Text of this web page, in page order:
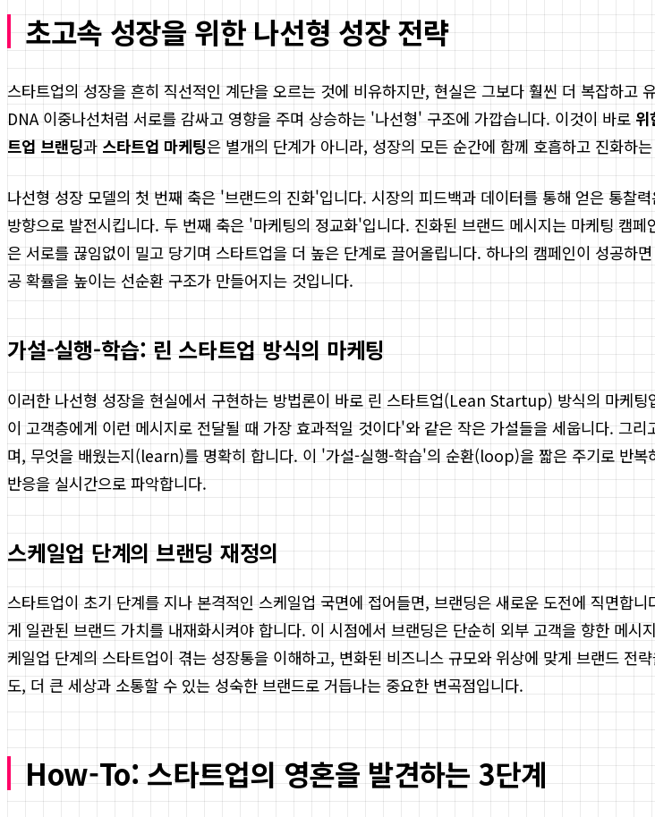
초고속 성장을 위한 나선형 성장 전략
스타트업의 성장을 흔히 직선적인 계단을 오르는 것에 비유하지만, 현실은 그보다 훨씬 더 복잡하
DNA 이중나선처럼 서로를 감싸고 영향을 주며 상승하는 '나선형' 구조에 가깝습니다. 이것이 바로 위
트업 브랜딩과 스타트업 마케팅은 별개의 단계가 아니라, 성장의 모든 순간에 함께 호흡하고 진화하
나선형 성장 모델의 첫 번째 축은 '브랜드의 진화'입니다. 시장의 피드백과 데이터를 통해 얻은 통찰
방향으로 발전시킵니다. 두 번째 축은 '마케팅의 정교화'입니다. 진화된 브랜드 메시지는 마케팅 캠
은 서로를 끊임없이 밀고 당기며 스타트업을 더 높은 단계로 끌어올립니다. 하나의 캠페인이 성공
공 확률을 높이는 선순환 구조가 만들어지는 것입니다.
가설-실행-학습: 린 스타트업 방식의 마케팅
이러한 나선형 성장을 현실에서 구현하는 방법론이 바로 린 스타트업(Lean Startup) 방식의 마케
이 고객층에게 이런 메시지로 전달될 때 가장 효과적일 것이다'와 같은 작은 가설들을 세웁니다. 그
며, 무엇을 배웠는지(learn)를 명확히 합니다. 이 '가설-실행-학습'의 순환(loop)을 짧은 주기로 반복
반응을 실시간으로 파악합니다.
스케일업 단계의 브랜딩 재정의
스타트업이 초기 단계를 지나 본격적인 스케일업 국면에 접어들면, 브랜딩은 새로운 도전에 직면합
게 일관된 브랜드 가치를 내재화시켜야 합니다. 이 시점에서 브랜딩은 단순히 외부 고객을 향한 메
케일업 단계의 스타트업이 겪는 성장통을 이해하고, 변화된 비즈니스 규모와 위상에 맞게 브랜드 전
도, 더 큰 세상과 소통할 수 있는 성숙한 브랜드로 거듭나는 중요한 변곡점입니다.
How-To: 스타트업의 영혼을 발견하는 3단계